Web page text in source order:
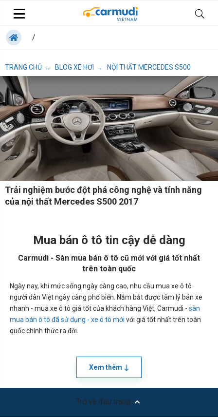
/
TRANG CHỦ → BLOG XE HƠI → NỘI THẤT MERCEDES S500
Trải nghiệm bước đột phá công nghệ và tính năng
của nội thất Mercedes S500 2017
Mua bán ô tô tin cậy dễ dàng
Carmudi - Sàn mua bán ô tô cũ mới với giá tốt nhất
trên toàn quốc
Ngày nay, khi mức sống ngày càng cao, nhu cầu mua xe ô tô
người dân Việt ngày càng phổ biến. Nắm bắt được tâm lý bán xe
nhanh - mua xe ô tô giá tốt của khách hàng Việt, Carmudi - sàn
mua bán ô tô đã sử dụng - xe ô tô mới với giá tốt nhất trên toàn
quốc chính thức ra đời.
Xem thêm
Trở về đầu trang